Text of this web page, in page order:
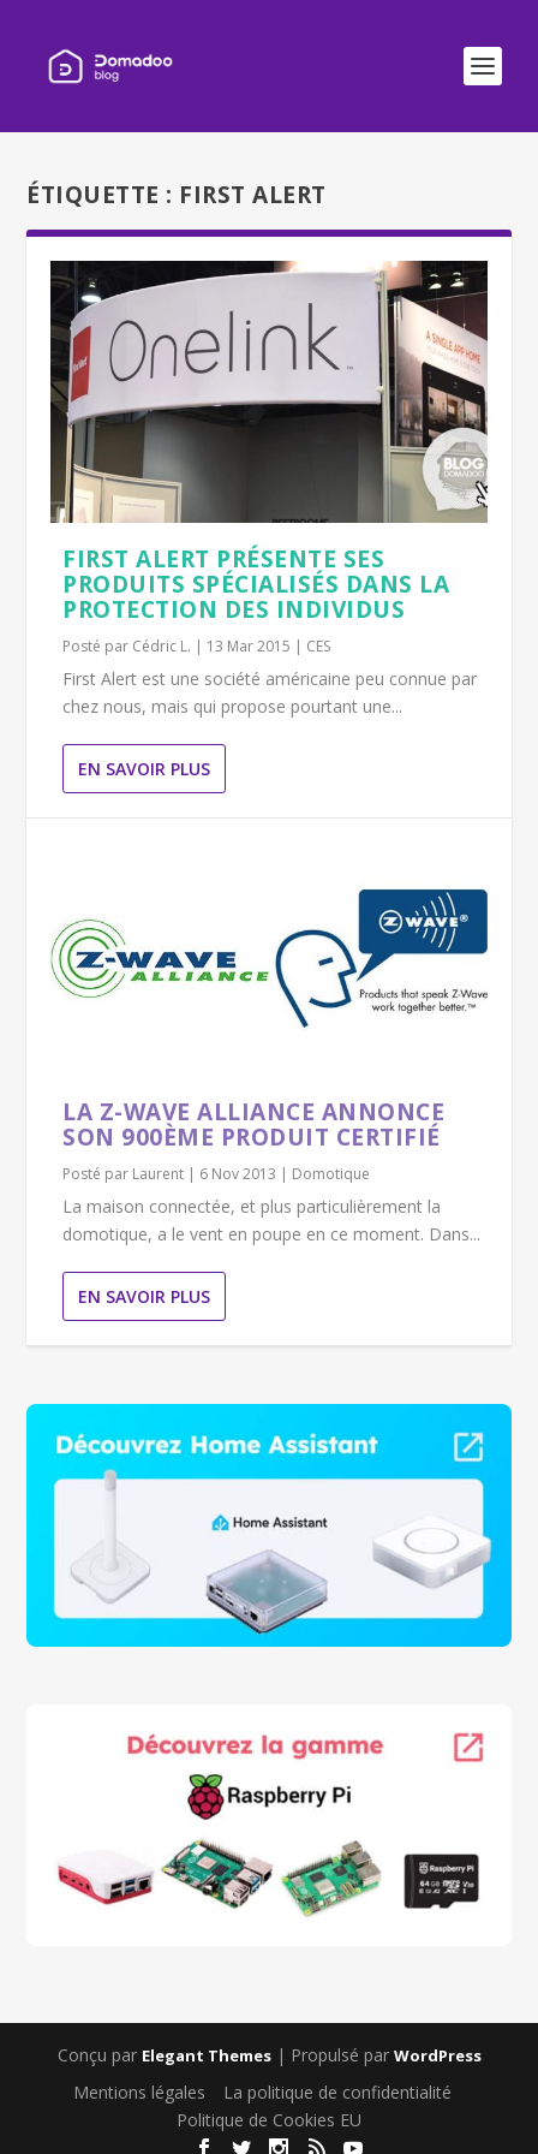
ÉTIQUETTE : FIRST ALERT
FIRST ALERT PRÉSENTE SES
PRODUITS SPÉCIALISÉS DANS LA
PROTECTION DES INDIVIDUS
Posté par Cédric L. | 13 Mar 2015 | CES
First Alert est une société américaine peu connue par
chez nous, mais qui propose pourtant une...
EN SAVOIR PLUS
LA Z-WAVE ALLIANCE ANNONCE
SON 900ÈME PRODUIT CERTIFIÉ
Posté par Laurent | 6 Nov 2013 | Domotique
La maison connectée, et plus particulièrement la
domotique, a le vent en poupe en ce moment. Dans...
EN SAVOIR PLUS
Conçu par Elegant Themes| Propulsé par WordPress
Mentions légales
La politique de confidentialité
Politique de Cookies EU